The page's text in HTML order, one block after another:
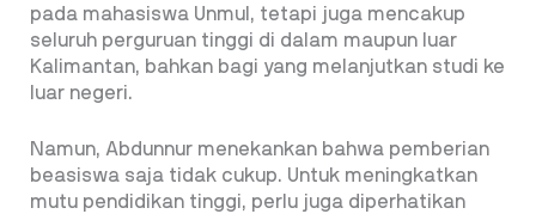
pada mahasiswa Unmul, tetapi juga mencakup
seluruh perguruan tinggi di dalam maupun luar
Kalimantan, bahkan bagi yang melanjutkan studi ke
luar negeri.
Namun, Abdunnur menekankan bahwa pemberian
beasiswa saja tidak cukup. Untuk meningkatkan
mutu pendidikan tinggi, perlu juga diperhatikan